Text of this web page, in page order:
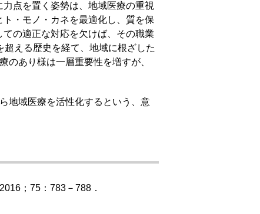
点を置く姿勢は、地域医療の重視
・モノ・カネを最適化し、質を保
の適正な対応を欠けば、その職業
える歴史を経て、地域に根ざした
のあり様は一層重要性を増すが、
地域医療を活性化するという、意
；75：783－788．